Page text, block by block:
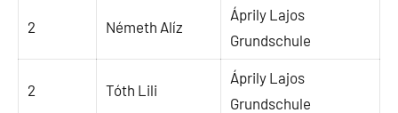
2 Németh Alíz
Áprily Lajos
Grundschule
2 Tóth Lili
Áprily Lajos
Grundschule